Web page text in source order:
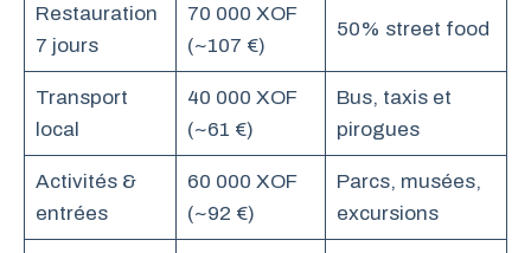
Restauration
7 jours
70 000 XOF
(~107 €)
50% street food
Transport
local
40 000 XOF
(~61 €)
Bus, taxis et
pirogues
Activités &
entrées
60 000 XOF
(~92 €)
Parcs, musées,
excursions